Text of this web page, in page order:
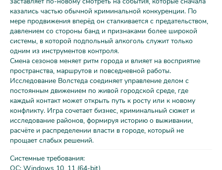
казались частью обычной криминальной конкуренции. По
мере продвижения вперёд он сталкивается с предательством,
давлением со стороны банд и признаками более широкой
системы, в которой подпольный алкоголь служит только
одним из инструментов контроля.
Смена сезонов меняет ритм города и влияет на восприятие
пространства, маршрутов и повседневной работы.
Исследование Волстеда соединяет управление делом с
постоянным движением по живой городской среде, где
каждый контакт может открыть путь к росту или к новому
конфликту. Игра сочетает бизнес, криминальный сюжет и
исследование районов, формируя историю о выживании,
расчёте и распределении власти в городе, который не
прощает слабых решений.
Системные требования: